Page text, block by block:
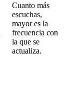
Cuanto más
escuchas,
mayor es la
frecuencia con
la que se
actualiza.